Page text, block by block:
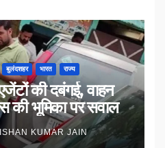
बुलंदशहर भारत राज्य
वाहन
की भूमिका पर सवाल
KUMAR JAIN